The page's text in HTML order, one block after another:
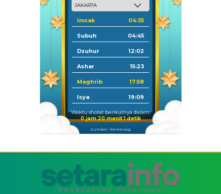
Imsak 04:35
Subuh 04:45
Dzuhur 12:02
Ashar 15:23
Maghrib 17:58
Isya 19:09
Waktu sholat berikutnya dalam:
0 jam 20 menit 1 detik
Sumber: Kemenag